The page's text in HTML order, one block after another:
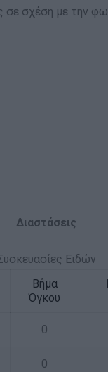
σχέση με την
Διαστάσεις
Ειδών
Βήμα
Όγκου
0
0